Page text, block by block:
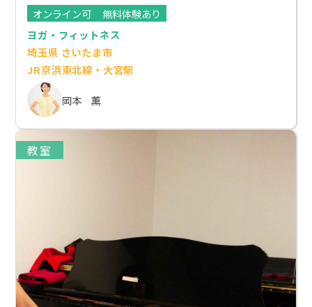
オンライン可
無料体験あり
ヨガ・フィットネス
埼玉県 さいたま市
JR京浜東北線・大宮駅
岡本 薫
教室